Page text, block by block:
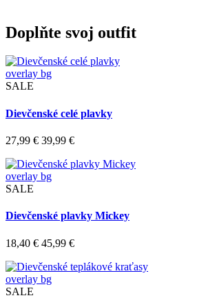
Doplňte svoj outfit
overlay bg
SALE
Dievčenské celé plavky
27,99 € 39,99 €
overlay bg
SALE
Dievčenské plavky Mickey
18,40 € 45,99 €
overlay bg
SALE